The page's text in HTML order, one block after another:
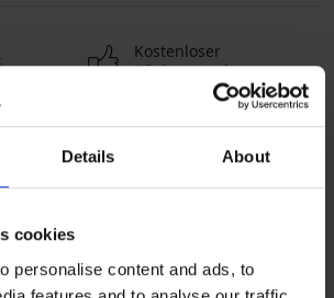
Details About
cookies
personalise content and ads, to
Kostenloser
Rückversand
Größenratgeber
bis 16:00 Uhr
60